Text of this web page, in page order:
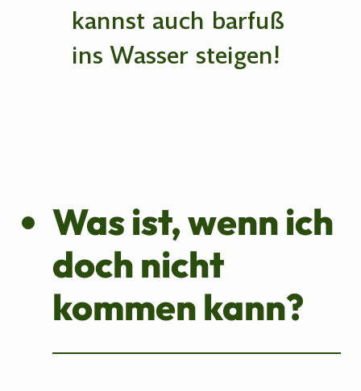
kannst auch barfuß
ins Wasser steigen!
Was ist, wenn ich
doch nicht
kommen kann?